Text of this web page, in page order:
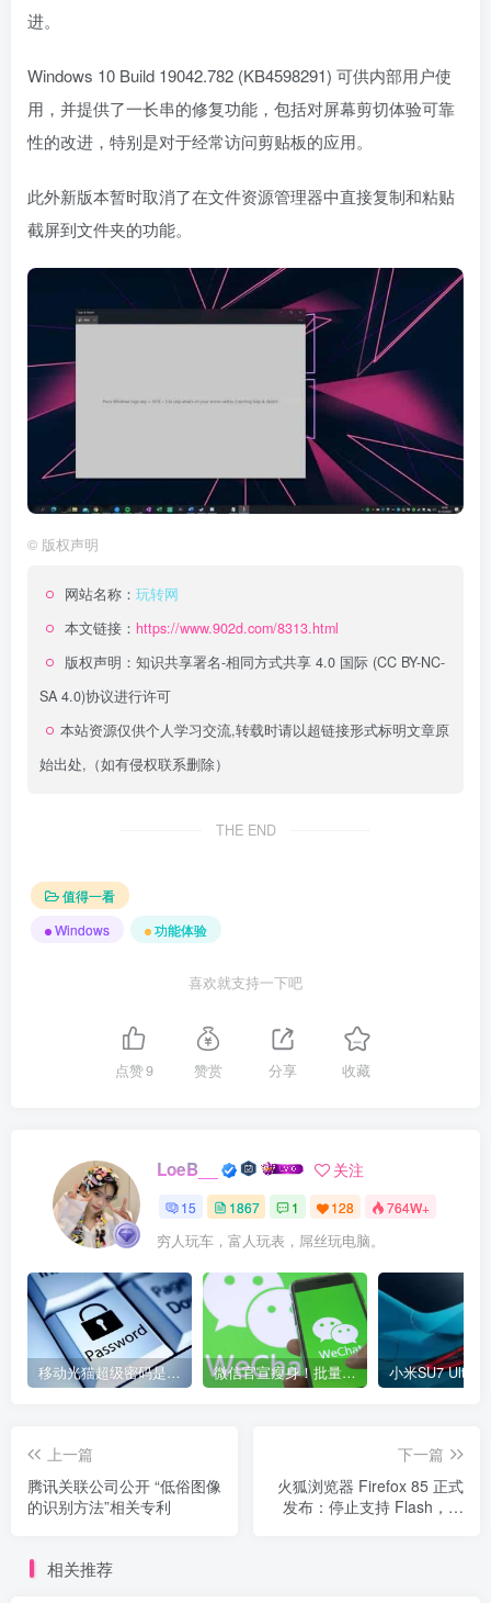
进。
Windows 10 Build 19042.782 (KB4598291) 可供内部用户使
用，并提供了一长串的修复功能，包括对屏幕剪切体验可靠
性的改进，特别是对于经常访问剪贴板的应用。
此外新版本暂时取消了在文件资源管理器中直接复制和粘贴
截屏到文件夹的功能。
© 版权声明
网站名称： 玩转网
本文链接： https://www.902d.com/8313.html
版权声明： 知识共享署名-相同方式共享 4.0 国际 (CC BY-NC-
SA 4.0)协议进行许可
本站资源仅供个人学习交流,转载时请以超链接形式标明文章原
始出处,（如有侵权联系删除）
THE END
值得一看
Windows
功能体验
喜欢就支持一下吧
点赞9 赞赏 分享 收藏
LoeB__ 关注
15 1867 1 128 764W+
穷人玩车，富人玩表，屌丝玩电脑。
移动光猫超级密码是多少？移动光猫超级管理员后台账号与密码 微信官宣瘦身！批量清理原图新功能来了 安卓、iOS均可使用
上一篇
腾讯关联公司公开 “低俗图像
的识别方法”相关专利
下一篇
火狐浏览器 Firefox 85 正式
发布：停止支持 Flash，增
相关推荐